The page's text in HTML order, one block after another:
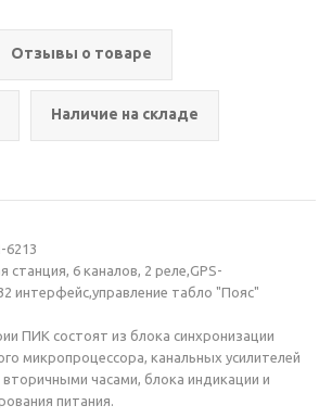
Отзывы о товаре
Наличие на складе
6 каналов, 2 реле,GPS-
интерфейс,управление табло "Пояс"
ПИК состоят из блока синхронизации
микропроцессора, канальных усилителей
вторичными часами, блока индикации и
питания.